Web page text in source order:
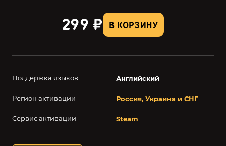
В КОРЗИНУ
299 ₽
Поддержка языков Английский
Регион активации Россия, Украина и СНГ
Сервис активации Steam